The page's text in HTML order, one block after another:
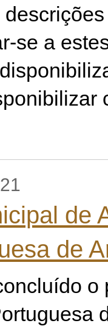
se a
de
de
o